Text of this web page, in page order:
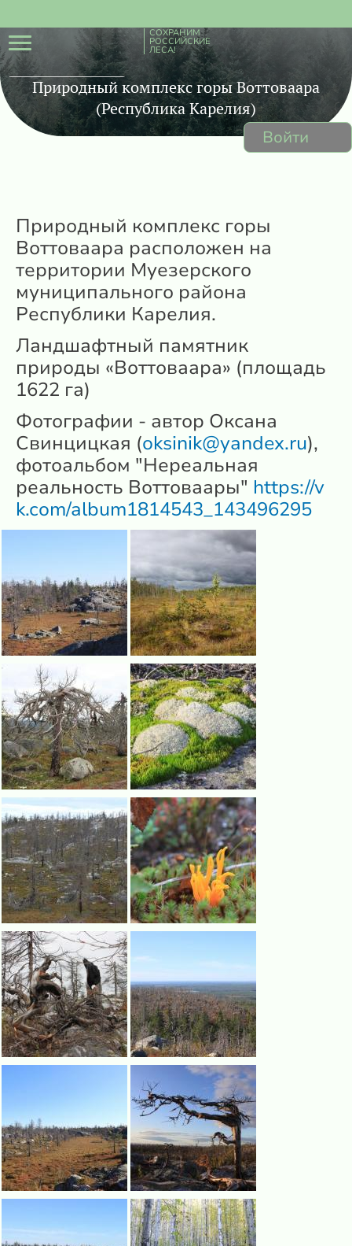
Природный комплекс горы Воттоваара
(Республика Карелия)
Природный комплекс горы
Воттоваара расположен на
территории Муезерского
муниципального района
Республики Карелия.
Ландшафтный памятник
природы «Воттоваара» (площадь
1622 га)
Фотографии - автор Оксана
Свинцицкая (oksinik@yandex.ru),
фотоальбом "Нереальная
реальность Воттоваары" https://v
k.com/album1814543_143496295
Войти
СОХРАНИМ
РОССИЙСКИЕ
ЛЕСА!